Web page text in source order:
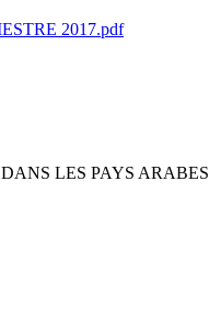
2017.pdf
LES PAYS ARABES